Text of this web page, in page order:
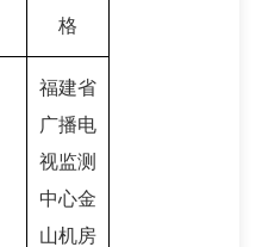
格
福建省
广播电
视监测
中心金
山机房